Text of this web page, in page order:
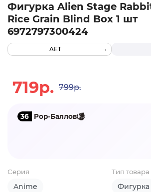
Фигурка Alien Stage
Rice Grain Blind Box 1 шт
6972797300424
AET
719р. 799р.
36 Pop-Баллов
Серия
Anime
Тип товара
Фигурка